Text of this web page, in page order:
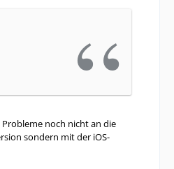
noch nicht an die
sondern mit der iOS-